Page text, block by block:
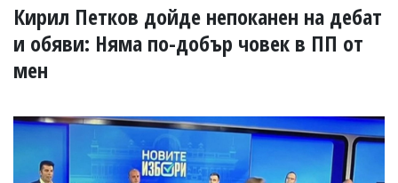
В
УКРАЙНА
СПОРТ
БИЗНЕС
Кирил Петков дойде непоканен на дебат
и обяви: Няма по-добър човек в ПП от
мен